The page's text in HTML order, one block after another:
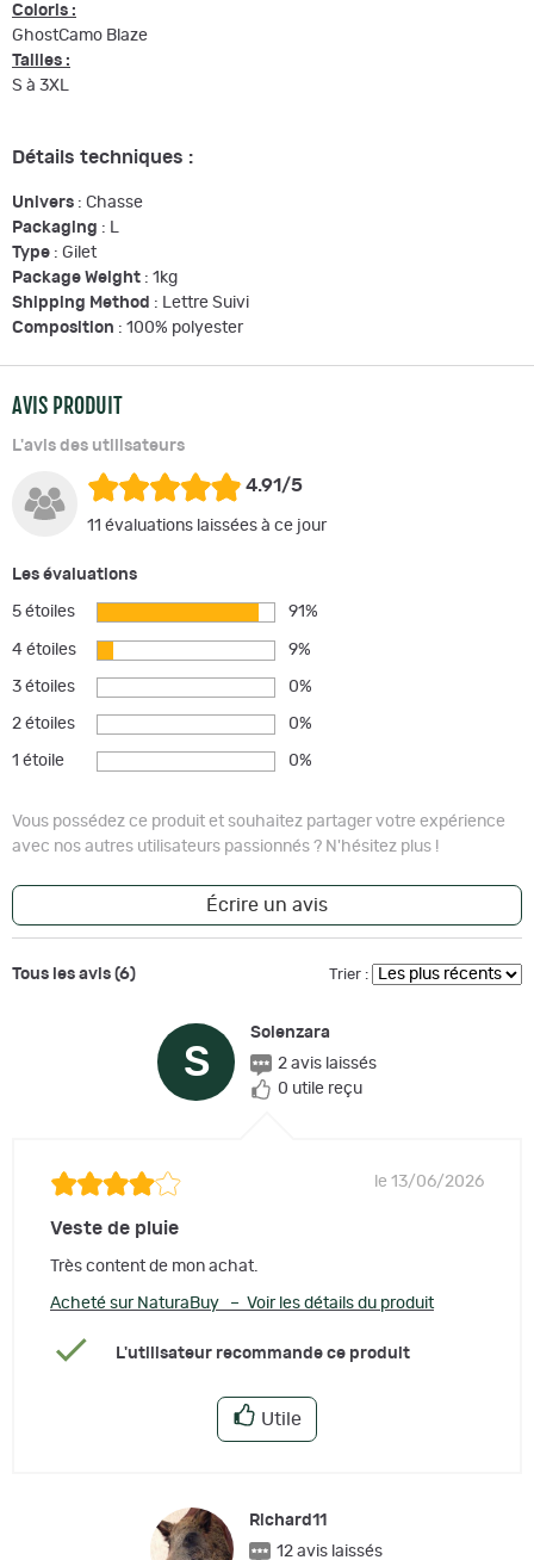
Coloris :
GhostCamo Blaze
Tailles :
S à 3XL
Détails techniques :
Univers : Chasse
Packaging : L
Type : Gilet
Package Weight : 1kg
Shipping Method : Lettre Suivi
Composition : 100% polyester
AVIS PRODUIT
L'avis des utilisateurs
4.91/5
11 évaluations laissées à ce jour
Les évaluations
5 étoiles 91%
4 étoiles 9%
3 étoiles 0%
2 étoiles 0%
1 étoile 0%
Vous possédez ce produit et souhaitez partager votre expérience
avec nos autres utilisateurs passionnés ? N'hésitez plus !
Écrire un avis
Tous les avis (6) Trier :
S
Solenzara
2 avis laissés
0 utile reçu
le 13/06/2026
Veste de pluie
Très content de mon achat.
Acheté sur NaturaBuy – Voir les détails du produit
L'utilisateur recommande ce produit
Utile
Richard11
12 avis laissés